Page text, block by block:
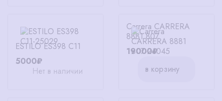
ESTILO ES398 C11
5000₽
Нет в наличии
Carrera CARRERA
8881 807
19000₽
в корзину